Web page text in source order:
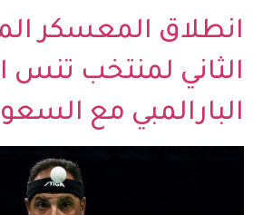
انطلاق المعسكر
الثاني لمنتخب تنس
البارالمبي مع